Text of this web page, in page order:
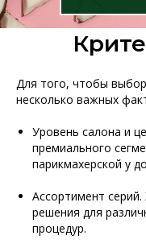
Для того, чтобы
несколько важных
Уровень салона и
премиального
парикмахерской у
Ассортимент
решения для
процедур.